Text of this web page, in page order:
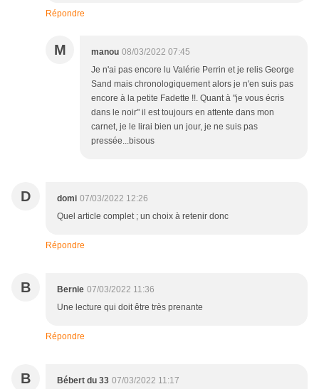
Répondre
M manou 08/03/2022 07:45
Je n'ai pas encore lu Valérie Perrin et je relis George
Sand mais chronologiquement alors je n'en suis pas
encore à la petite Fadette !!. Quant à "je vous écris
dans le noir" il est toujours en attente dans mon
carnet, je le lirai bien un jour, je ne suis pas
pressée...bisous
D domi 07/03/2022 12:26
Quel article complet ; un choix à retenir donc
Répondre
B Bernie 07/03/2022 11:36
Une lecture qui doit être très prenante
Répondre
B Bébert du 33 07/03/2022 11:17